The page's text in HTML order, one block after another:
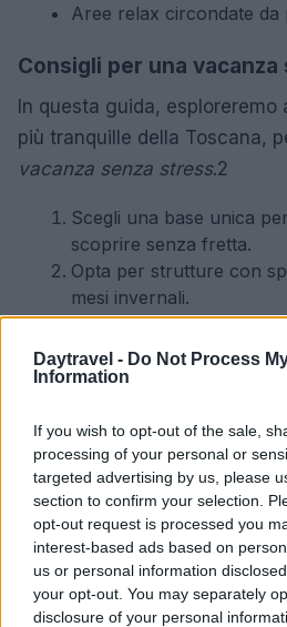
Daytravel - Do Not Process
Information
If you wish to opt-out of the sale,
processing of your personal or
targeted advertising by us, please
section to confirm your selection.
opt-out request is processed you
interest-based ads based on
us or personal information
your opt-out. You may separately
disclosure of your personal
Aree relax circondate da
Consigli per una
In questa guida, esploreremo
più tranquille della Toscana,
vacanza senza stress.2
Scegli una base unica
scoprire senza fretta.
Opta per strutture con
mesi invernali.
Prevedi una sola
spazio al relax.
Prediligi le zone interne
Indossa scarpe comode
passeggiate tra i cipressi,
che ti circonda.
In questa guida, esploreremo
più tranquille della Toscana,
vacanza senza stress.3